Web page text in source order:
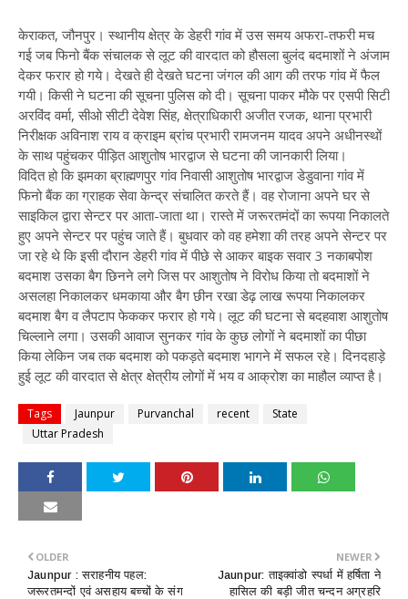
केराकत, जौनपुर। स्थानीय क्षेत्र के डेहरी गांव में उस समय अफरा-तफरी मच
गई जब फिनो बैंक संचालक से लूट की वारदात को हौसला बुलंद बदमाशों ने अंजाम
देकर फरार हो गये। देखते ही देखते घटना जंगल की आग की तरफ गांव में फैल
गयी। किसी ने घटना की सूचना पुलिस को दी। सूचना पाकर मौके पर एसपी सिटी
अरविंद वर्मा, सीओ सीटी देवेश सिंह, क्षेत्राधिकारी अजीत रजक, थाना प्रभारी
निरीक्षक अविनाश राय व क्राइम‌ ब्रांच प्रभारी रामजनम यादव अपने अधीनस्थों
के साथ पहुंचकर पीड़ित आशुतोष भारद्वाज से घटना की जानकारी लिया।
विदित हो कि झमका ब्राह्मणपुर गांव निवासी आशुतोष भारद्वाज डेडुवाना गांव में
फिनो बैंक का ग्राहक सेवा केन्द्र संचालित करते हैं। वह रोजाना अपने घर से
साइकिल द्वारा सेन्टर पर आता-जाता था। रास्ते में जरूरतमंदों का रूपया निकालते
हुए अपने सेन्टर पर पहुंच जाते हैं। बुधवार को वह हमेशा की तरह अपने सेन्टर पर
जा रहे थे कि इसी दौरान डेहरी गांव में पीछे से आकर बाइक सवार 3 नकाबपोश
बदमाश उसका बैग छिनने लगे जिस पर आशुतोष ने विरोध किया तो बदमाशों ने
असलहा निकालकर धमकाया और बैग छीन रखा डेढ़ लाख रूपया निकालकर
बदमाश बैग व लैपटाप फेककर‌ फरार हो गये। लूट की घटना से बदहवाश आशुतोष
चिल्लाने लगा। उसकी‌ आवाज सुनकर गांव के कुछ लोगों ने बदमाशों का पीछा
किया लेकिन जब तक बदमाश को पकड़ते बदमाश भागने में सफल रहे। दिनदहाड़े
हुई लूट की वारदात से क्षेत्र क्षेत्रीय लोगों में भय व आक्रोश का माहौल व्याप्त है।
Tags Jaunpur Purvanchal recent
State
Uttar Pradesh
NEWER
Jaunpur: ताइक्वांडो स्पर्धा में हर्षिता ने
हासिल की बड़ी जीत चन्दन अग्रहरि
OLDER
Jaunpur : सराहनीय पहल:
जरूरतमन्दों एवं असहाय बच्चों के संग